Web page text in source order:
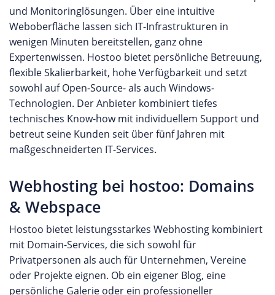
und Monitoringlösungen. Über eine intuitive
Weboberfläche lassen sich IT-Infrastrukturen in
wenigen Minuten bereitstellen, ganz ohne
Expertenwissen. Hostoo bietet persönliche Betreuung,
flexible Skalierbarkeit, hohe Verfügbarkeit und setzt
sowohl auf Open-Source- als auch Windows-
Technologien. Der Anbieter kombiniert tiefes
technisches Know-how mit individuellem Support und
betreut seine Kunden seit über fünf Jahren mit
maßgeschneiderten IT-Services.
Webhosting bei hostoo: Domains
& Webspace
Hostoo bietet leistungsstarkes Webhosting kombiniert
mit Domain-Services, die sich sowohl für
Privatpersonen als auch für Unternehmen, Vereine
oder Projekte eignen. Ob ein eigener Blog, eine
persönliche Galerie oder ein professioneller